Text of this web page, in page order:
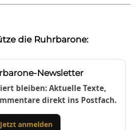
die Ruhrbarone:
Newsletter
bleiben: Aktuelle Texte,
direkt ins Postfach.
Jetzt anmelden